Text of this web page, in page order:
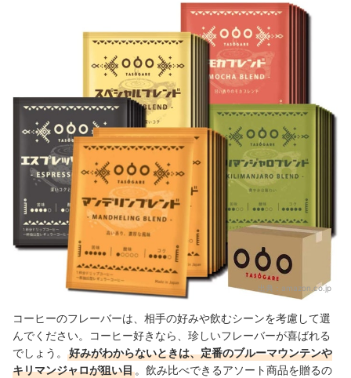
出典： amazon.co.jp
コーヒーのフレーバーは、相手の好みや飲むシーンを考慮して選
んでください。コーヒー好きなら、珍しいフレーバーが喜ばれる
でしょう。
好みがわからないときは、定番のブルーマウンテンや
キリマンジャロが狙い目 。飲み比べできるアソート商品を贈るの